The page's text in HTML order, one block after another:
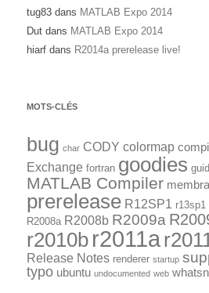
tug83 dans MATLAB Expo 2014
Dut dans MATLAB Expo 2014
hiarf dans R2014a prerelease live!
MOTS-CLÉS
bug char CODY colormap
Exchange fortran goodies
MATLAB Compiler
prerelease R12SP1 r13sp1
R2008a R2008b R2009a
r2010b r2011a
Release Notes renderer startup
typo ubuntu undocumented web